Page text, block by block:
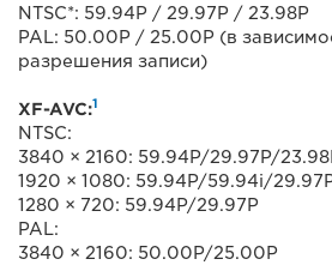
NTSC*: 59.94P / 29.97P / 23.98P
PAL: 50.00P / 25.00P (в
разрешения записи)
XF-AVC:1
NTSC:
3840 × 2160: 59.94P/29.97P/
1920 × 1080: 59.94P/59.94i/
1280 × 720: 59.94P/29.97P
PAL:
3840 × 2160: 50.00P/25.00P